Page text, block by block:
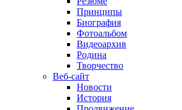
Принципы
Биография
Фотоальбом
Видеоархив
Родина
Творчество
Веб-сайт
Новости
История